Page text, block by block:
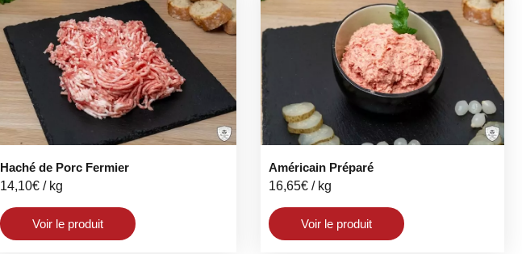
Haché de Porc Fermier
14,10€ / kg
Voir le produit
Américain Préparé
16,65€/ kg
Voir le produit